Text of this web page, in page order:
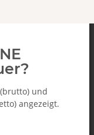
und
angezeigt.